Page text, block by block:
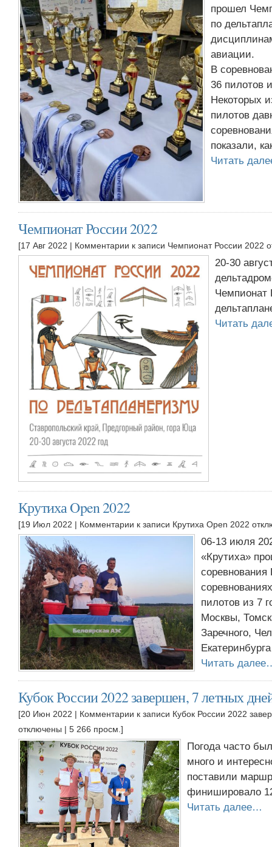
прошел
по
авиации.
В
36 пилотов
Некоторых
пилотов
показали,
Читать
Чемпионат России 2022
[17 Авг 2022 | Комментарии к записи Чемпионат России 2022
20-30
Чемпионат
Читать
Крутиха Open 2022
[19 Июл 2022 | Комментарии к записи Крутиха Open 2022
06-13 июля
«Крутиха»
пилотов из 7
Москвы,
Заречного,
Читать
Кубок России 2022 завершен, 7 летных
[20 Июн 2022 | Комментарии к записи Кубок России 2022
отключены | 5 266 просм.]
Погода часто
много и
поставили
финишировало
Читать далее…